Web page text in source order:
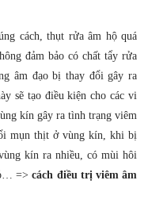
cách, thụt rửa âm hộ quá
đảm bảo có chất tẩy rửa
âm đạo bị thay đổi gây ra
sẽ tạo điều kiện cho các vi
kín gây ra tình trạng viêm
mụn thịt ở vùng kín, khi bị
kín ra nhiều, có mùi hôi
=>cách điều trị viêm âm